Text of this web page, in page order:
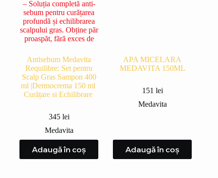
Antisebum Medavita
Requilibre: Set pentru
Scalp Gras Sampon 400
ml |Dermocrema 150 ml
Curățare si Echilibrare
345 lei
Medavita
Adaugă în coș
APA MICELARA
MEDAVITA 150ML
151 lei
Medavita
Adaugă în coș